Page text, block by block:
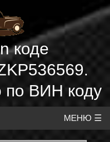
коде
по ВИН коду
МЕНЮ ☰